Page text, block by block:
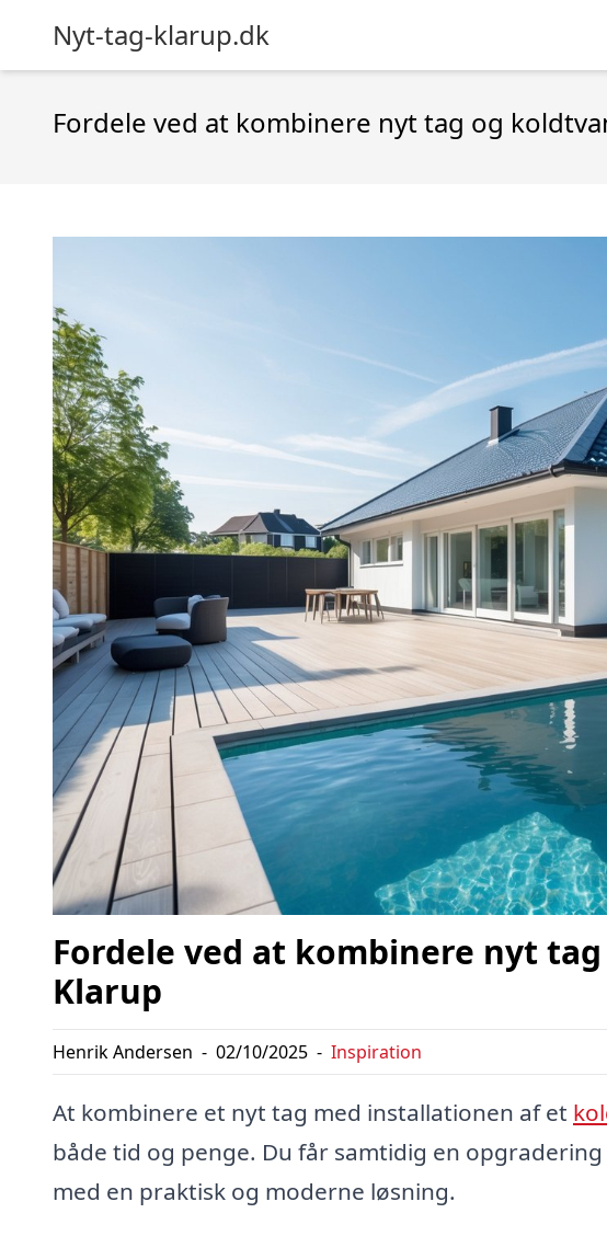
Nyt-tag-klarup.dk
Fordele ved at kombinere nyt tag og
Fordele ved at kombinere nyt
Klarup
Henrik Andersen - 02/10/2025 - Inspiration
At kombinere et nyt tag med installationen af et
både tid og penge. Du får samtidig en
med en praktisk og moderne løsning.